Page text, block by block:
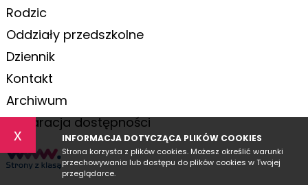
x INFORMACJA DOTYCZĄCA PLIKÓW COOKIES
Strona korzysta z plików cookies. Możesz określić warunki
przechowywania lub dostępu do plików cookies w Twojej
przeglądarce.
Rodzic
Oddziały przedszkolne
Dziennik
Kontakt
Archiwum
Deklaracja dostępności